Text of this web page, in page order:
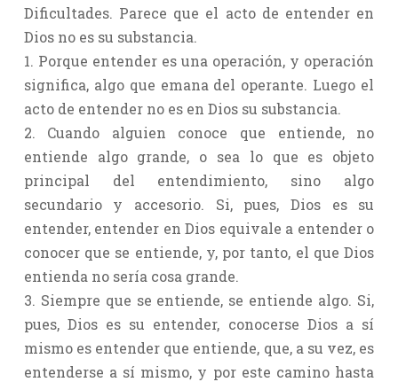
Dificultades. Parece que el acto de entender en
Dios no es su substancia.
1. Porque entender es una operación, y operación
significa, algo que emana del operante. Luego el
acto de entender no es en Dios su substancia.
2. Cuando alguien conoce que entiende, no
entiende algo grande, o sea lo que es objeto
principal del entendimiento, sino algo
secundario y accesorio. Si, pues, Dios es su
entender, entender en Dios equivale a entender o
conocer que se entiende, y, por tanto, el que Dios
entienda no sería cosa grande.
3. Siempre que se entiende, se entiende algo. Si,
pues, Dios es su entender, conocerse Dios a sí
mismo es entender que entiende, que, a su vez, es
entenderse a sí mismo, y por este camino hasta